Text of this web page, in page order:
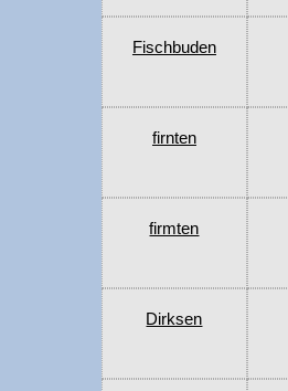
Fischbuden
firnten
firmten
Dirksen